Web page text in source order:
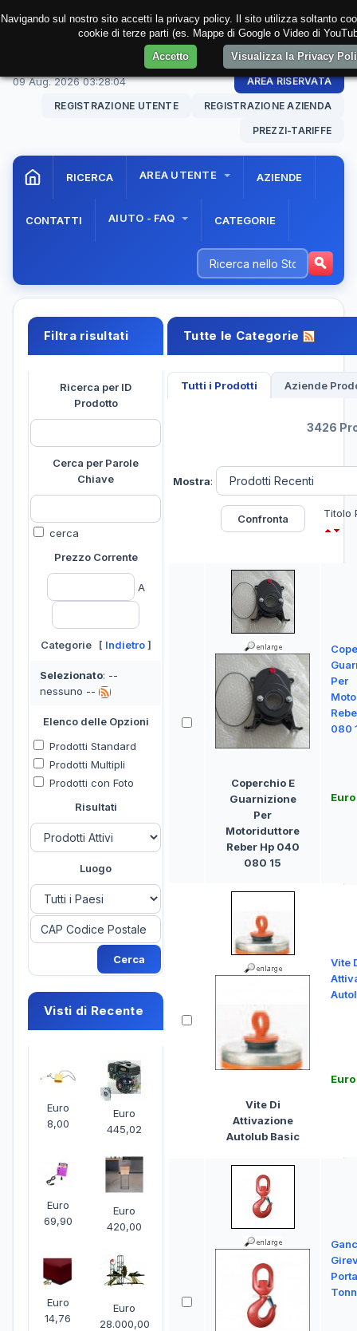
09 Aug. 202603:28:05 AREA RISERVATA
REGISTRAZIONE UTENTE REGISTRAZIONE AZIENDA
PREZZI-TARIFFE
RICERCA AREA UTENTE AZIENDE
CONTATTI AIUTO - FAQ CATEGORIE
Filtra risultati
Ricerca per ID
Prodotto
Cerca per Parole
Chiave
cerca
Prezzo Corrente
A
Categorie [ Indietro]
Selezionato: --
nessuno --
Elenco delle Opzioni
Prodotti Standard
Prodotti Multipli
Prodotti con Foto
Risultati
Luogo
Visti di Recente
Euro
8,00
Euro
445,02
Euro
69,90
Euro
420,00
Euro
14,76
Euro
28.000,00
Tutte le Categorie
Tutti i Prodotti Aziende
3426
Mostra:
Titolo
Coperchio E
Guarnizione
Per
Motoriduttore
Reber Hp 040
080 15
Per
080
Vite Di
Attivazione
Autolub Basic
Vite
Navigando sul nostro sito accetti la privacy policy. Il sito utilizza soltanto
cookie di terze parti (es. Mappe di Google o Video di
Accetto
Visualizza la Privacy